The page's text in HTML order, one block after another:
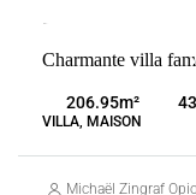
Charmante villa
206.95m²
VILLA, MAISON
Michaël Zingraf